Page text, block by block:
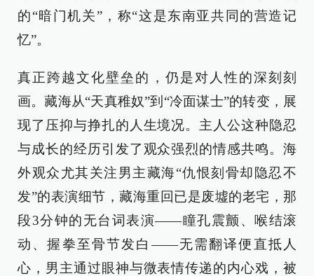
的“暗门机关”，称“这是东南亚共同的营造记
忆”。
真正跨越文化壁垒的，仍是对人性的深刻刻
画。藏海从“天真稚奴”到“冷面谋士”的转变，展
现了压抑与挣扎的人生境况。主人公这种隐忍
与成长的经历引发了观众强烈的情感共鸣。海
外观众尤其关注男主藏海“仇恨刻骨却隐忍不
发”的表演细节，藏海重回已是废墟的老宅，那
段3分钟的无台词表演——瞳孔震颤、喉结滚
动、握拳至骨节发白——无需翻译便直抵人
心，男主通过眼神与微表情传递的内心戏，被